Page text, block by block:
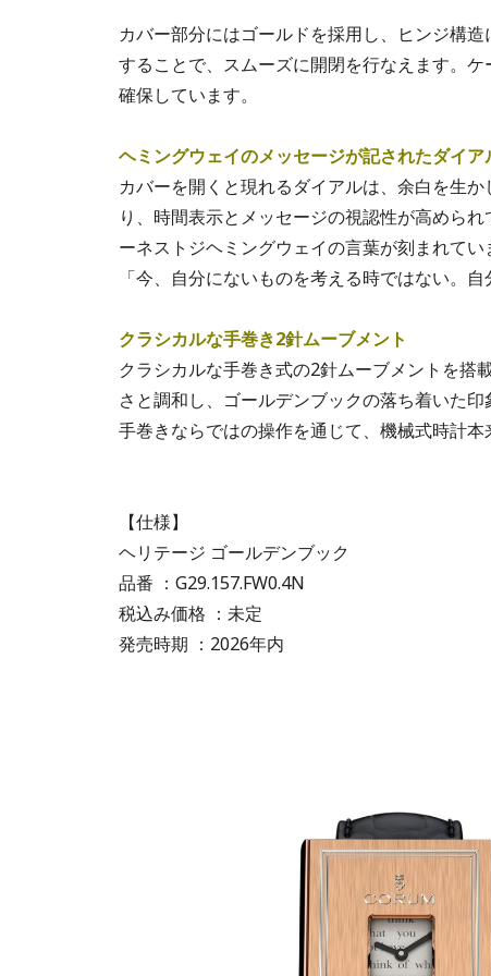
カバー部分にはゴールドを採用し、ヒンジ構
することで、スムーズに開閉を行なえます。
確保しています。
ヘミングウェイのメッセージが記されたダイア
カバーを開くと現れるダイアルは、余白を生
り、時間表示とメッセージの視認性が高めら
ーネストジヘミングウェイの言葉が刻まれてい
「今、自分にないものを考える時ではない。
クラシカルな手巻き2針ムーブメント
クラシカルな手巻き式の2針ムーブメントを搭
さと調和し、ゴールデンブックの落ち着いた印
手巻きならではの操作を通じて、機械式時計本
【仕様】
ヘリテージ ゴールデンブック
品番 ：G29.157.FW0.4N
税込み価格 ：未定
発売時期 ：2026年内